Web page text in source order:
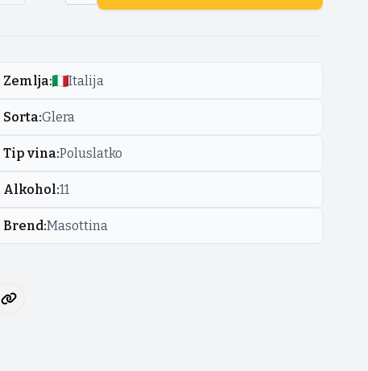
Zemlja: Italija
Sorta:Glera
Tip vina:Poluslatko
Alkohol:11
Brend:Masottina